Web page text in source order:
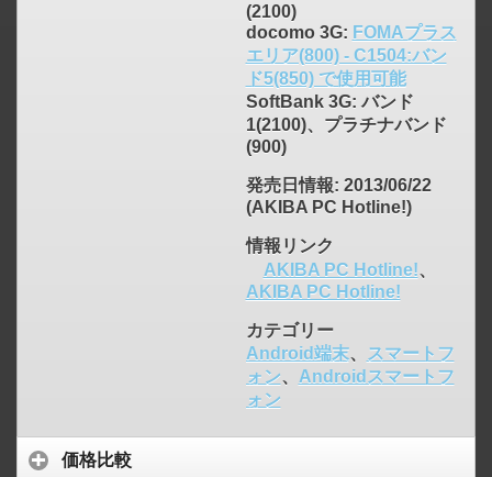
(2100)
docomo 3G: FOMAプラス
エリア(800) - C1504:バン
ド5(850) で使用可能
SoftBank 3G: バンド
1(2100)、プラチナバンド
(900)
発売日情報: 2013/06/22
(AKIBA PC Hotline!)
情報リンク
AKIBA PC Hotline!、
AKIBA PC Hotline!
カテゴリー
Android端末、
スマートフ
ォン、 Androidスマートフ
ォン
価格比較
click to expand contents